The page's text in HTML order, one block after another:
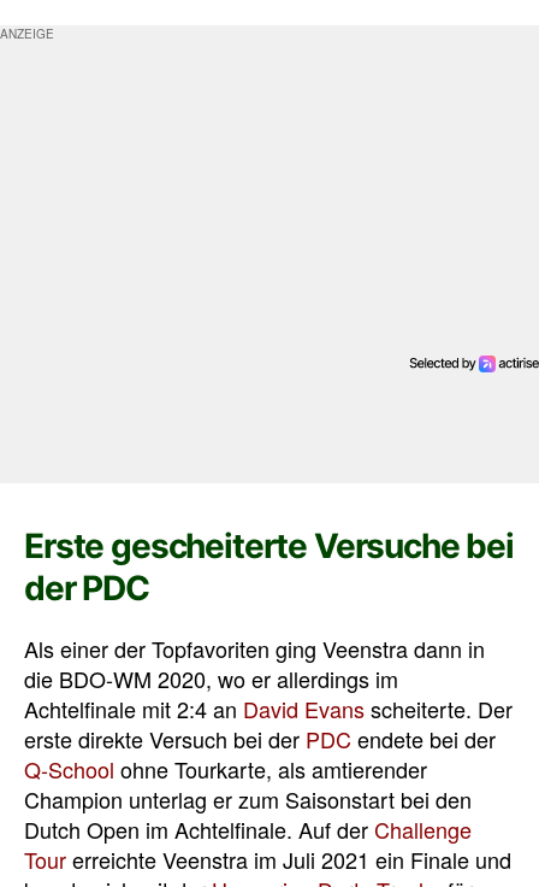
Erste gescheiterte Versuche bei
der PDC
Als einer der Topfavoriten ging Veenstra dann in
die BDO-WM 2020, wo er allerdings im
Achtelfinale mit 2:4 an David Evansscheiterte. Der
erste direkte Versuch bei der PDC endete bei der
Q-School ohne Tourkarte, als amtierender
Champion unterlag er zum Saisonstart bei den
Dutch Open im Achtelfinale. Auf derChallenge
Tourerreichte Veenstra im Juli 2021 ein Finale und